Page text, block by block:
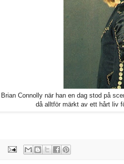
Connolly när han en dag stod på
då alltför märkt av ett hårt liv